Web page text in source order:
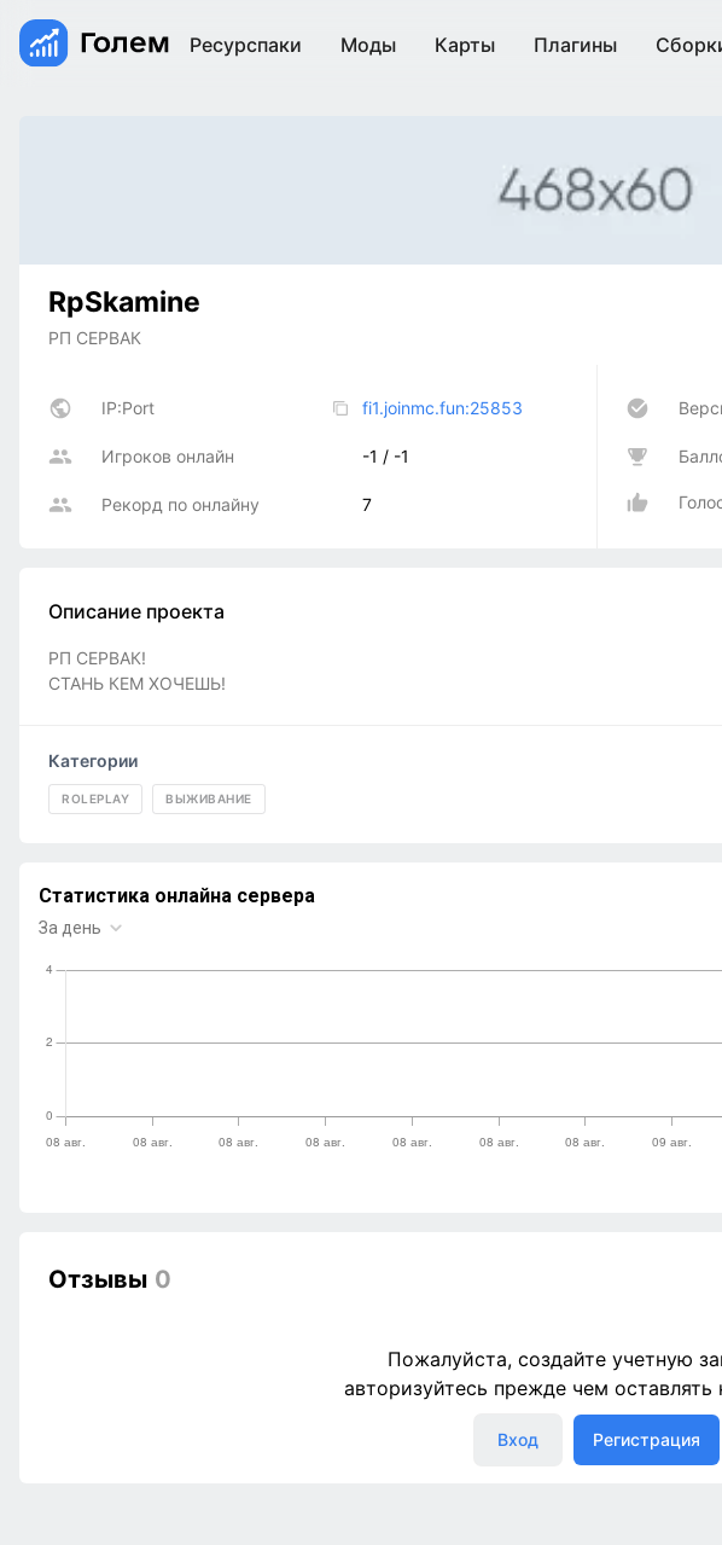
Ресурспаки Моды Карты Плагины
RpSkamine
РП СЕРВАК
IP:Port fi1.joinmc.fun:25853
Игроков онлайн -1 / -1
Рекорд по онлайну 7
Описание проекта
РП СЕРВАК!
СТАНЬ КЕМ ХОЧЕШЬ!
Категории
ROLEPLAY ВЫЖИВАНИЕ
Отзывы 0
Пожалуйста, создайте учетную
авторизуйтесь прежде чем
Вход Регистрация